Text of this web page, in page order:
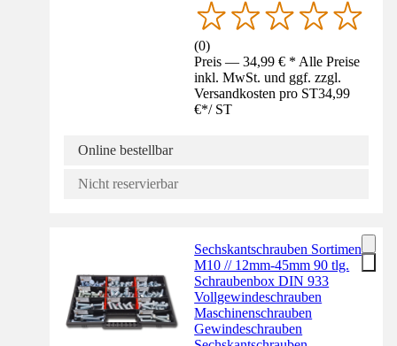
(0)
Preis — 34,99 € * Alle Preise
inkl. MwSt. und ggf. zzgl.
Versandkosten pro ST34,99
€*/ ST
Online bestellbar
Nicht reservierbar
Sechskantschrauben Sortiment
M10 // 12mm-45mm 90 tlg.
Schraubenbox DIN 933
Vollgewindeschrauben
Maschinenschrauben
Gewindeschrauben